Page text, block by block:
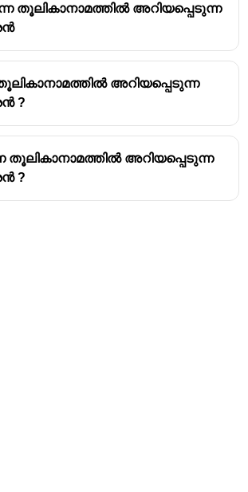
എന്ന തൂലികാനാമത്തിലാണ്
എന്ന പേരിൽ
എഴുതിയിരുന്നത്.
പ്രധാന തൂലികാനാമങ്ങളും
കുട്ടികൃഷ്ണൻ
എം.ടി. വാസുദേവൻ നായർ
തൂലികാനാമത്തിൽ അറിയപ്പെടുന്ന
അറിയപ്പെടുന്ന
?
തൂലികാനാമത്തിൽ അറിയപ്പെടുന്ന
?